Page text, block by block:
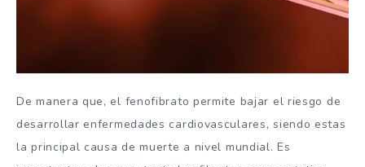
De manera que, el fenofibrato permite bajar el riesgo de
desarrollar enfermedades cardiovasculares, siendo estas
la principal causa de muerte a nivel mundial. Es